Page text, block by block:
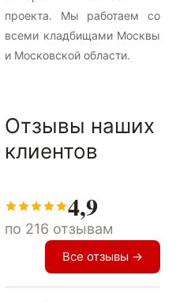
проекта. Мы работаем со
всеми кладбищами Москвы
и Московской области.
Отзывы наших
клиентов
4,9
по 216 отзывам
Все отзывы →